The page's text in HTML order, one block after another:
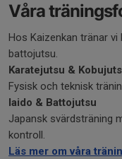
Våra
Hos Kaizenkan tränar
battojutsu.
Karatejutsu &
Fysisk och teknisk
Iaido & Battojutsu
Japansk svärdsträning
kontroll.
Läs mer om våra